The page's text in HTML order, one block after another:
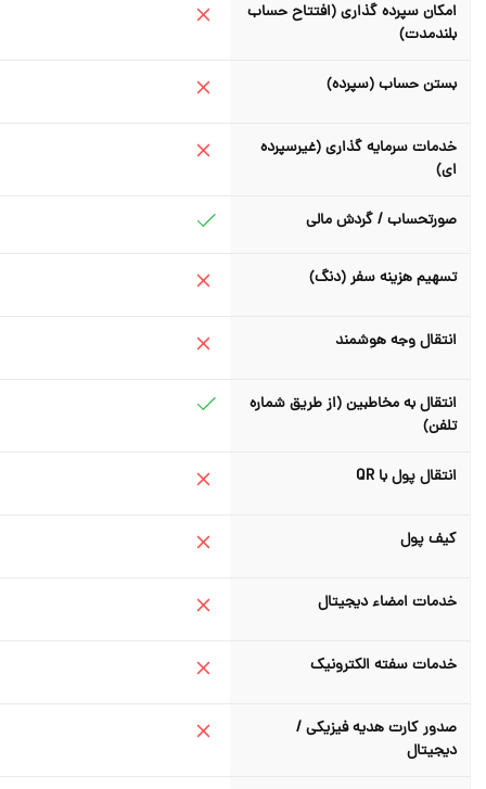
امکان سپرده گذاری (افتتاح حساب
بلندمدت)
بستن حساب (سپرده)
خدمات سرمایه گذاری (غیرسپرده
صورتحساب / گردش مالی
تسهیم هزینه سفر (دنگ)
انتقال وجه هوشمند
انتقال به مخاطبین (از طریق شماره
تلفن)
انتقال پول با QR
کیف پول
خدمات امضاء دیجیتال
خدمات سفته الکترونیک
صدور کارت هدیه فیزیکی /
دیجیتال